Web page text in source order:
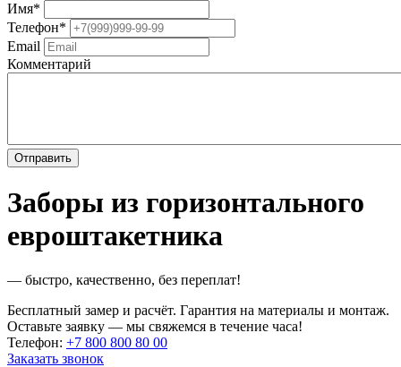
Имя*
Телефон*
Email
Комментарий
Заборы из горизонтального
евроштакетника
— быстро, качественно, без переплат!
Бесплатный замер и расчёт. Гарантия на материалы и монтаж.
Оставьте заявку — мы свяжемся в течение часа!
Телефон: +7 800 800 80 00
Заказать звонок